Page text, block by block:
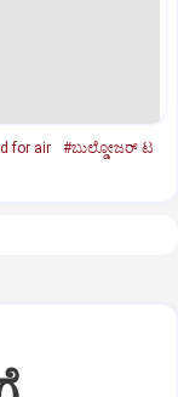
for air
#ಬುಲ್ಡೋಜರ್ ಟ